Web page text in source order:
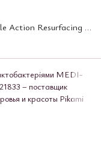
Пилинг для лица тройного действия Triple Action Resurfacing Peel INSTYTUTUM, 60 мл (589033)